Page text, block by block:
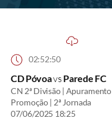
02:52:50
CD Póvoavs Parede FC
CN 2ª Divisão | Apuramento
Promoção | 2ª Jornada
07/06/2025 18:25